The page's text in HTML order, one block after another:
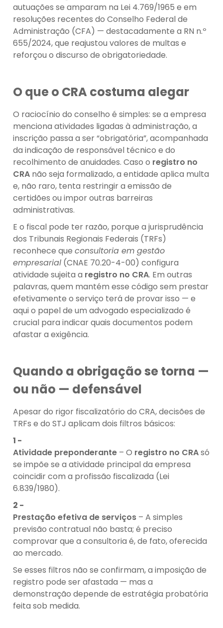
autuações se amparam na Lei 4.769/1965 e em
resoluções recentes do Conselho Federal de
Administração (CFA) — destacadamente a RN n.º
655/2024, que reajustou valores de multas e
reforçou o discurso de obrigatoriedade.
O que o CRA costuma alegar
O raciocínio do conselho é simples: se a empresa
menciona atividades ligadas à administração, a
inscrição passa a ser “obrigatória”, acompanhada
da indicação de responsável técnico e do
recolhimento de anuidades. Caso o registro no
CRA não seja formalizado, a entidade aplica multa
e, não raro, tenta restringir a emissão de
certidões ou impor outras barreiras
administrativas.
E o fiscal pode ter razão, porque a jurisprudência
dos Tribunais Regionais Federais (TRFs)
reconhece que consultoria em gestão
empresarial (CNAE 70.20-4-00) configura
atividade sujeita a registro no CRA. Em outras
palavras, quem mantém esse código sem prestar
efetivamente o serviço terá de provar isso — e
aqui o papel de um advogado especializado é
crucial para indicar quais documentos podem
afastar a exigência.
Quando a obrigação se torna —
ou não — defensável
Apesar do rigor fiscalizatório do CRA, decisões de
TRFs e do STJ aplicam dois filtros básicos:
Atividade preponderante – O registro no CRAsó
se impõe se a atividade principal da empresa
coincidir com a profissão fiscalizada (Lei
6.839/1980).
Prestação efetiva de serviços – A simples
previsão contratual não basta; é preciso
comprovar que a consultoria é, de fato, oferecida
ao mercado.
Se esses filtros não se confirmam, a imposição de
registro pode ser afastada — mas a
demonstração depende de estratégia probatória
feita sob medida.